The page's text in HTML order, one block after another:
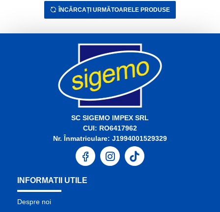
ÎNCĂRCAȚI URMĂTOARELE PRODUSE
SC SIGEMO IMPEX SRL
CUI: RO6417962
Nr. Înmatriculare: J1994001529329
INFORMATII UTILE
Despre noi